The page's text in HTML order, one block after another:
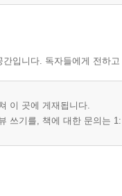
입니다. 독자들에게 전하
이 곳에 게재됩니다.
쓰기를, 책에 대한 문의는